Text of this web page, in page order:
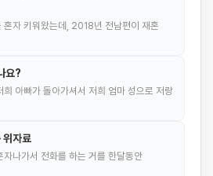
혼자 키워왔는데, 2018년 전남편이 재혼
요?
희 아빠가 돌아가셔서 저희 엄마 성으로 저랑
위자료
나가서 전화를 하는 거를 한달동안